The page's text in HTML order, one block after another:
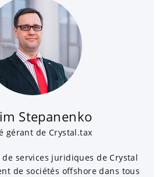
Stepanenko
gérant de Crystal.tax
de services juridiques de Crystal
de sociétés offshore dans tous